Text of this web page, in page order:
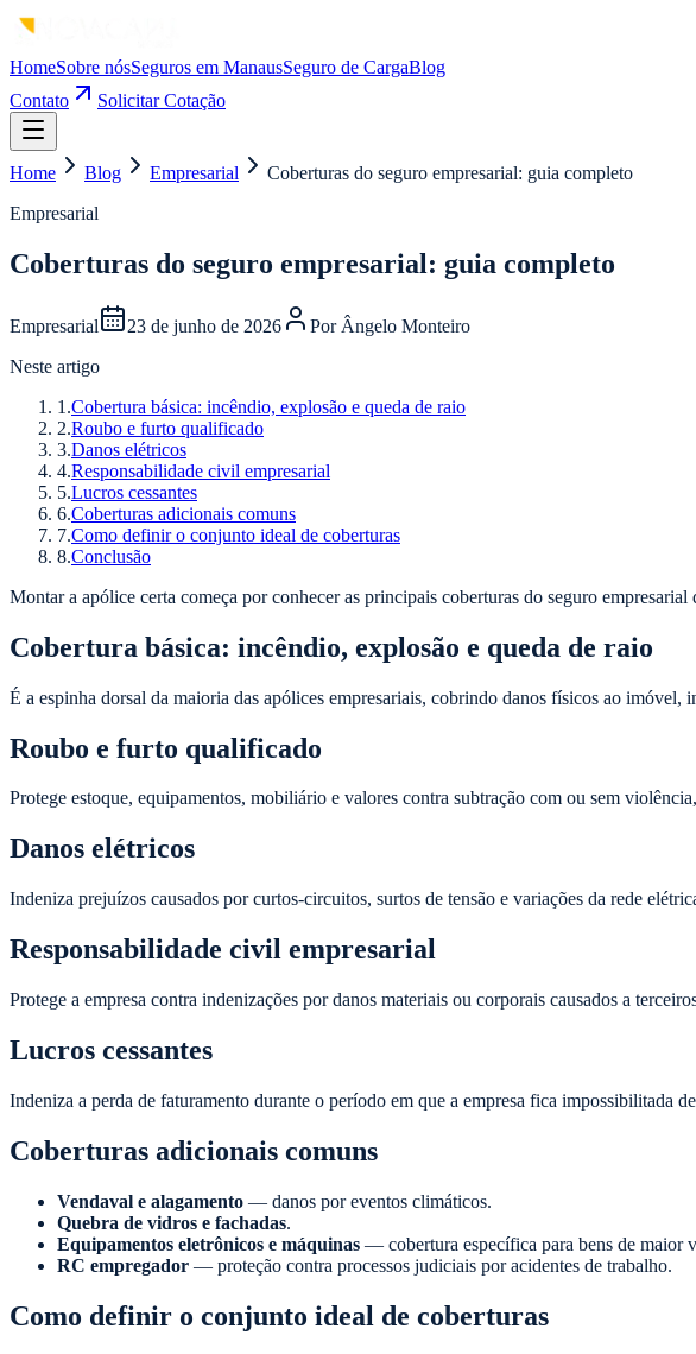
HomeSobre nósSeguros em ManausSeguro de CargaBlog
Contato
Solicitar Cotação
Home Blog Empresarial
Coberturas do seguro empresarial: guia completo
Empresarial
Coberturas do seguro empresarial: guia completo
Empresarial 23 de junho de 2026 Por Ângelo Monteiro
Neste artigo
1 .Cobertura básica: incêndio, explosão e queda de raio
2.Roubo e furto qualificado
3.Danos elétricos
4.Responsabilidade civil empresarial
5.Lucros cessantes
6.Coberturas adicionais comuns
7.Como definir o conjunto ideal de coberturas
8.Conclusão
Montar a apólice certa começa por conhecer as principais coberturas do seguro
Cobertura básica: incêndio, explosão e queda de raio
É a espinha dorsal da maioria das apólices empresariais, cobrindo danos físicos ao
Roubo e furto qualificado
Protege estoque, equipamentos, mobiliário e valores contra subtração com ou sem
Danos elétricos
Indeniza prejuízos causados por curtos-circuitos, surtos de tensão e variações da rede
Responsabilidade civil empresarial
Protege a empresa contra indenizações por danos materiais ou corporais causados a
Lucros cessantes
Indeniza a perda de faturamento durante o período em que a empresa fica impossibilitada
Coberturas adicionais comuns
Vendaval e alagamento — danos por eventos climáticos.
Quebra de vidros e fachadas.
Equipamentos eletrônicos e máquinas — cobertura específica para bens de maior
RC empregador — proteção contra processos judiciais por acidentes de trabalho.
Como definir o conjunto ideal de coberturas